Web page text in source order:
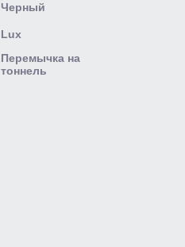
Черный
Lux
Перемычка на
тоннель